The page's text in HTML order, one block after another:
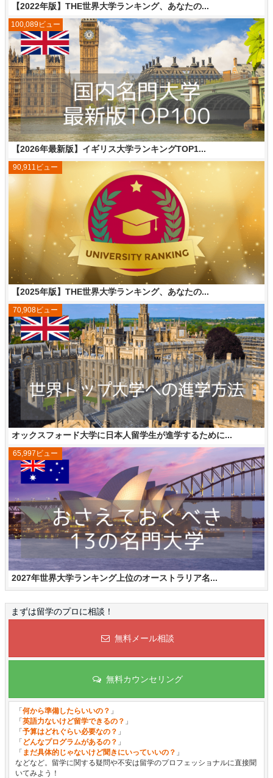
【2022年版】THE世界大学ランキング、あなたの...
【2026年最新版】イギリス大学ランキングTOP1...
100,089ビュー
【2025年版】THE世界大学ランキング、あなたの...
90,911ビュー
オックスフォード大学に日本人留学生が進学するために...
70,908ビュー
2027年世界大学ランキング上位のオーストラリア名...
65,997ビュー
まずは留学のプロに相談！
無料メール相談
無料カウンセリング
「 何から準備したらいいの？ 」
「 英語力ないけど留学できるの？ 」
「 予算はどれぐらい必要なの？ 」
「 どんなプログラムがあるの？ 」
「 まだ具体的じゃないけど聞きにいっていいの？ 」
などなど。留学に関する疑問や不安は留学のプロフェッショナルに直接聞
いてみよう！